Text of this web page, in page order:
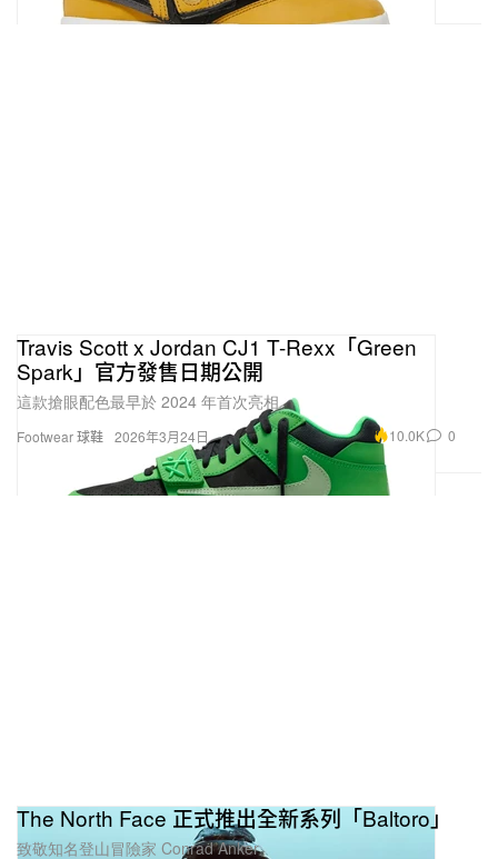
Footwear 球鞋
Travis Scott x Jordan CJ1 T-Rexx「Green
Spark」官方發售日期公開
這款搶眼配色最早於 2024 年首次亮相。
2026年3月24日 10.0K 0
The North Face 正式推出全新系列「Baltoro」
致敬知名登山冒險家 Conrad Anker。